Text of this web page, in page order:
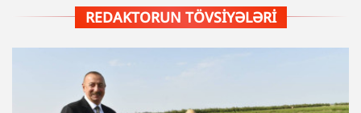
REDAKTORUN TÖVSIYƏLƏRI